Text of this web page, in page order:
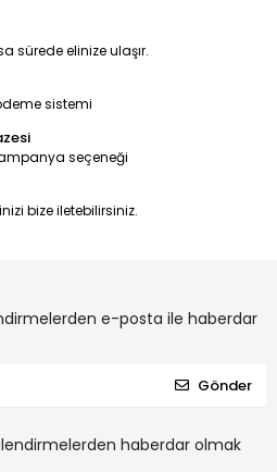
sürede elinize ulaşır.
sistemi
seçeneği
bize iletebilirsiniz.
e-posta ile haberdar
Gönder
haberdar olmak